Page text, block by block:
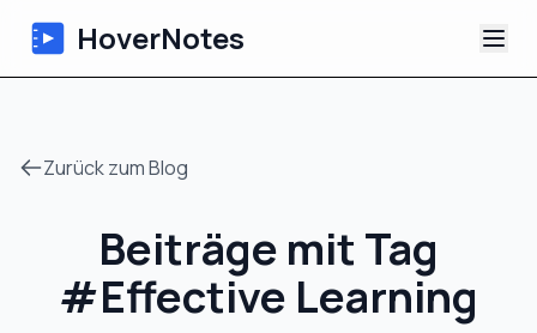
HoverNotes
KI-Video-Notizen
Tutorials
Zurück zum Blog
Beiträge mit Tag
#Effective Learning